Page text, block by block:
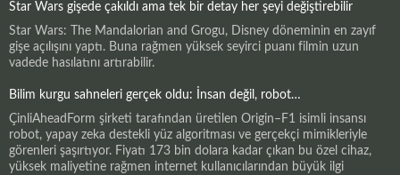
Star Wars gişede çakıldı ama tek bir detay her şeyi değiştirebilir
Star Wars: The Mandalorian and Grogu, Disney döneminin en zayıf
gişe açılışını yaptı. Buna rağmen yüksek seyirci puanı filmin uzun
vadede hasılatını artırabilir.
Bilim kurgu sahneleri gerçek oldu: İnsan değil, robot…
ÇinliAheadForm şirketi tarafından üretilen Origin–F1 isimli insansı
robot, yapay zeka destekli yüz algoritması ve gerçekçi mimikleriyle
görenleri şaşırtıyor. Fiyatı 173 bin dolara kadar çıkan bu özel cihaz,
yüksek maliyetine rağmen internet kullanıcılarından büyük ilgi